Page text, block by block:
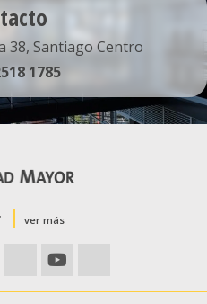
38, Santiago Centro
1785
ver más